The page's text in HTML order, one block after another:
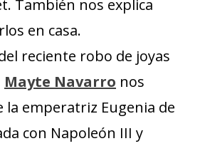
También nos explica
en casa.
reciente robo de joyas
Mayte Navarro nos
la emperatriz Eugenia de
con Napoleón III y